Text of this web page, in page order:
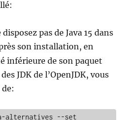
pas de Java 15 dans
son installation, en
inférieure de son paquet
JDK de l’OpenJDK, vous
alternatives --set